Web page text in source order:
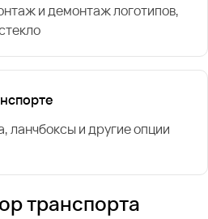
и демонтаж логотипов,
ланчбоксы и другие опции
транспорта